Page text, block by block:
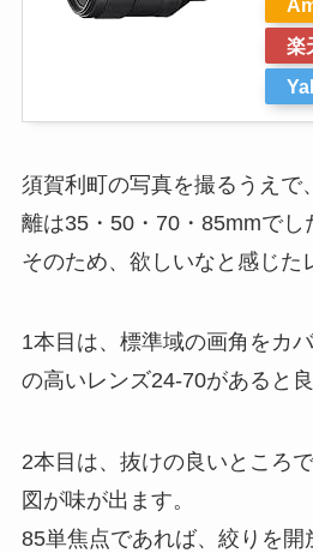
楽
須賀利町の写真を撮るうえで
離は35・50・70・85mmでし
そのため、欲しいなと感じた
1本目は、標準域の画角をカ
の高いレンズ24-70があると良
2本目は、抜けの良いところ
図が味が出ます。
85単焦点であれば、絞りを開